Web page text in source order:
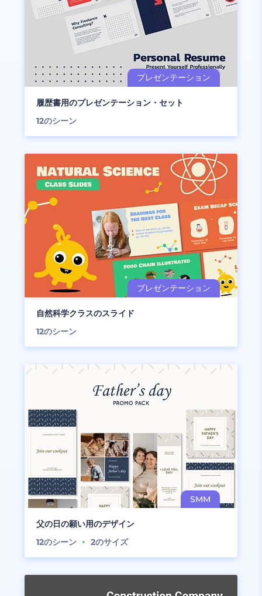
履歴書用のプレゼンテーション・セット
12のシーン
自然科学クラスのスライド
12のシーン
父の日の願い用のデザイン
12のシーン 2のサイズ